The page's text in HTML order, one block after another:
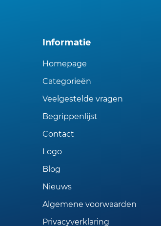
Informatie
Homepage
Categorieën
Veelgestelde vragen
Begrippenlijst
Contact
Logo
Blog
Nieuws
Algemene voorwaarden
Privacyverklaring